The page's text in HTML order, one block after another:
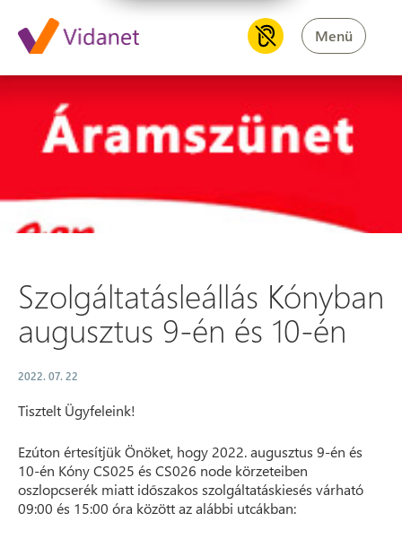
Menü
Szolgáltatásleállás Kónyban
Szolgáltatásleállás Kónyban
augusztus 9-én és 10-én
2022. 07. 22
Tisztelt Ügyfeleink!
Ezúton értesítjük Önöket, hogy 2022. augusztus 9-én és
10-én Kóny CS025 és CS026 node körzeteiben
oszlopcserék miatt időszakos szolgáltatáskiesés várható
09:00 és 15:00 óra között az alábbi utcákban: